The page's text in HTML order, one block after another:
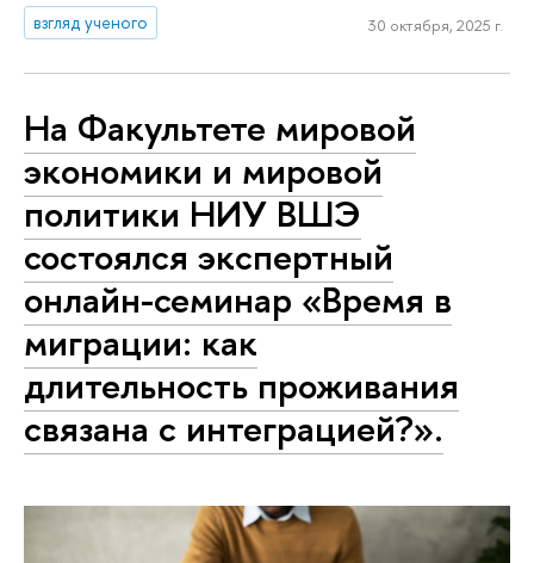
взгляд ученого
30 октября, 2025 г.
На Факультете мировой
экономики и мировой
политики НИУ ВШЭ
состоялся экспертный
онлайн-семинар «Время в
миграции: как
длительность проживания
связана с интеграцией?».